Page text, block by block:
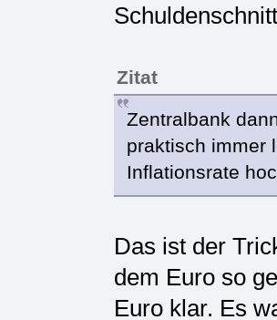
Zitat
Zentralbank
praktisch immer
Inflationsrate
Das ist der
dem Euro so
Euro klar. Es